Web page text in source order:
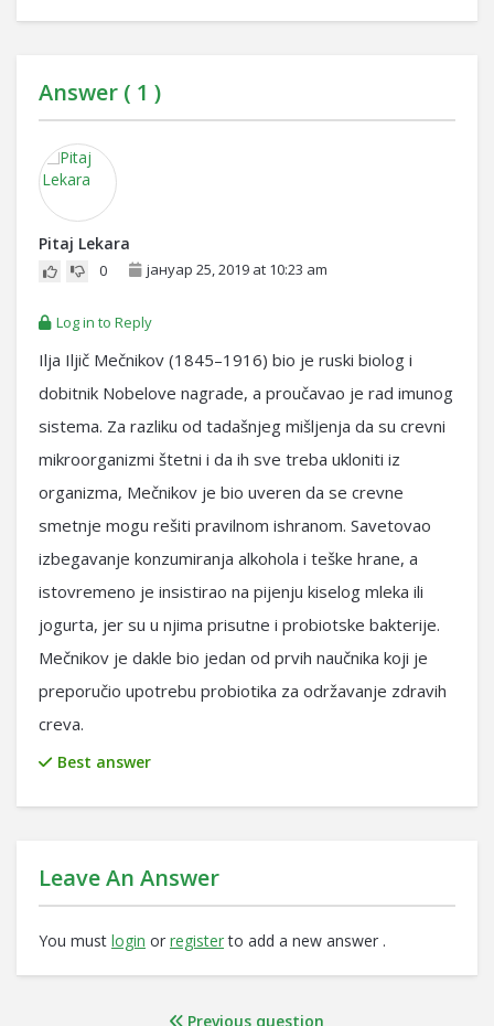
Answer ( 1 )
Pitaj Lekara
0 јануар 25, 2019 at 10:23 am
Log in to Reply
Ilja Iljič Mečnikov (1845–1916) bio je ruski biolog i
dobitnik Nobelove nagrade, a proučavao je rad imunog
sistema. Za razliku od tadašnjeg mišljenja da su crevni
mikroorganizmi štetni i da ih sve treba ukloniti iz
organizma, Mečnikov je bio uveren da se crevne
smetnje mogu rešiti pravilnom ishranom. Savetovao
izbegavanje konzumiranja alkohola i teške hrane, a
istovremeno je insistirao na pijenju kiselog mleka ili
jogurta, jer su u njima prisutne i probiotske bakterije.
Mečnikov je dakle bio jedan od prvih naučnika koji je
preporučio upotrebu probiotika za održavanje zdravih
creva.
Best answer
Leave An Answer
You must login or registerto add a new answer .
Previous question